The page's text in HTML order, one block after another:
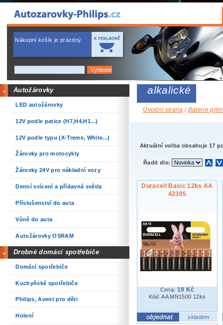
Nákupní košík je prázdný
Autožárovky
LED autožárovky
12V podle patice (H7,H4,H1...)
12V podle typu (X-Treme, White...)
Žárovky pro motocykly
Žárovky 24V pro nákladní vozy
Denní svícení a přídavná světla
Příslušenství do auta
Vůně do auta
Autožárovky OSRAM
Drobné domácí spotřebiče
Domácí spotřebiče
Kuchyňské spotřebiče
Philips, Avent pro děti
Holení
alkalické
Úvodní strana /Baterie
Aktuální volba obsahuje 17
Řadit dle:
Duracell Basic 12ks AA
42305
Cena: 19 Kč
Kód: AA MN1500 12ks
skladem